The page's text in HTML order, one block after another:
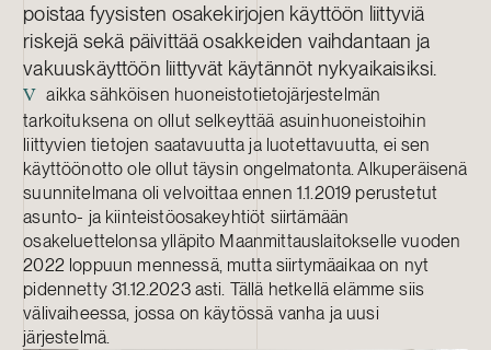
poistaa fyysisten osakekirjojen käyttöön liittyviä
riskejä sekä päivittää osakkeiden vaihdantaan ja
vakuuskäyttöön liittyvät käytännöt nykyaikaisiksi.
V
aikka sähköisen huoneistotietojärjestelmän
tarkoituksena on ollut selkeyttää asuinhuoneistoihin
liittyvien tietojen saatavuutta ja luotettavuutta, ei sen
käyttöönotto ole ollut täysin ongelmatonta. Alkuperäisenä
suunnitelmana oli velvoittaa ennen 1.1.2019 perustetut
asunto- ja kiinteistöosakeyhtiöt siirtämään
osakeluettelonsa ylläpito Maanmittauslaitokselle vuoden
2022 loppuun mennessä, mutta siirtymäaikaa on nyt
pidennetty 31.12.2023 asti. Tällä hetkellä elämme siis
välivaiheessa, jossa on käytössä vanha ja uusi
järjestelmä.